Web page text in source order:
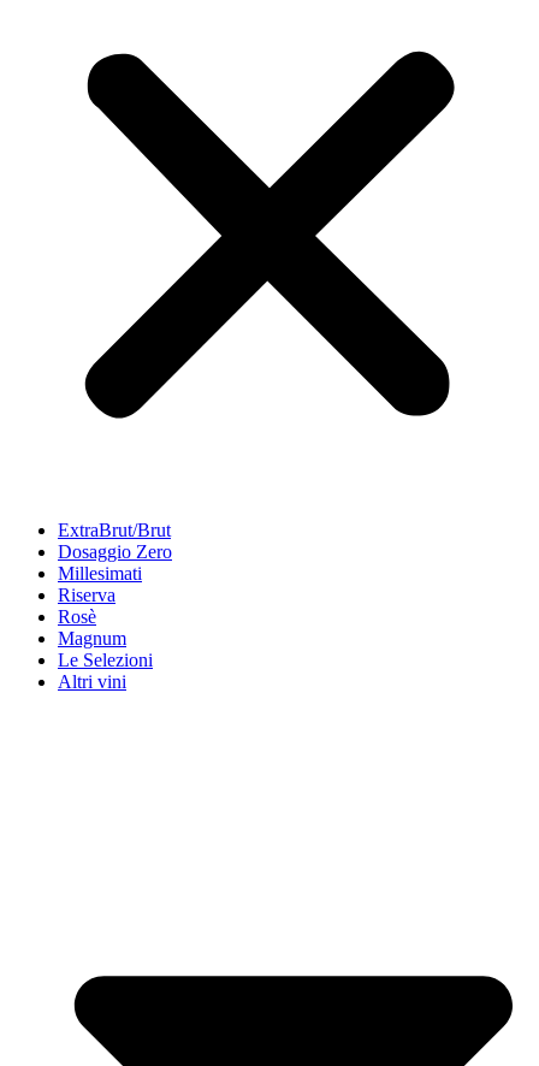
ExtraBrut/Brut
Dosaggio Zero
Millesimati
Riserva
Rosè
Magnum
Le Selezioni
Altri vini